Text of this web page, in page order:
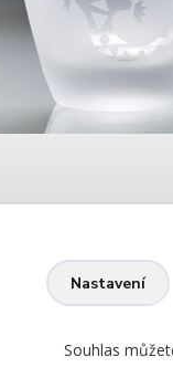
Nastavení
Souhlas